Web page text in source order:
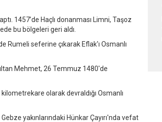
1457’de Haçlı donanması Limni, Taşoz
bu bölgeleri geri aldı.
seferine çıkarak Eflak'ı Osmanlı
Mehmet, 26 Temmuz 1480'de
olarak devraldığı Osmanlı
yakınlarındaki Hünkar Çayırı'nda vefat